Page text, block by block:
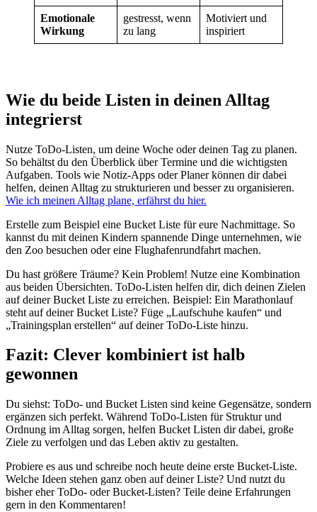
Emotionale
Wirkung
gestresst, wenn
zu lang
Motiviert und
inspiriert
Wie du beide Listen in deinen Alltag
integrierst
Nutze ToDo-Listen, um deine Woche oder deinen Tag zu planen.
So behältst du den Überblick über Termine und die wichtigsten
Aufgaben. Tools wie Notiz-Apps oder Planer können dir dabei
helfen, deinen Alltag zu strukturieren und besser zu organisieren.
Wie ich meinen Alltag plane, erfährst du hier.
Erstelle zum Beispiel eine Bucket Liste für eure Nachmittage. So
kannst du mit deinen Kindern spannende Dinge unternehmen, wie
den Zoo besuchen oder eine Flughafenrundfahrt machen.
Du hast größere Träume? Kein Problem! Nutze eine Kombination
aus beiden Übersichten. ToDo-Listen helfen dir, dich deinen Zielen
auf deiner Bucket Liste zu erreichen. Beispiel: Ein Marathonlauf
steht auf deiner Bucket Liste? Füge „Laufschuhe kaufen“ und
„Trainingsplan erstellen“ auf deiner ToDo-Liste hinzu.
Fazit: Clever kombiniert ist halb
gewonnen
Du siehst: ToDo- und Bucket Listen sind keine Gegensätze, sondern
ergänzen sich perfekt. Während ToDo-Listen für Struktur und
Ordnung im Alltag sorgen, helfen Bucket Listen dir dabei, große
Ziele zu verfolgen und das Leben aktiv zu gestalten.
Probiere es aus und schreibe noch heute deine erste Bucket-Liste.
Welche Ideen stehen ganz oben auf deiner Liste? Und nutzt du
bisher eher ToDo- oder Bucket-Listen? Teile deine Erfahrungen
gern in den Kommentaren!